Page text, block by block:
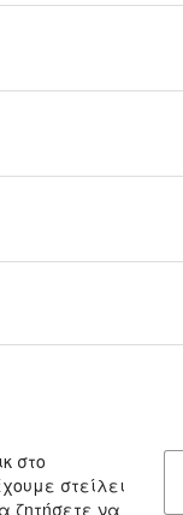
στο
στείλει
ζητήσετε να